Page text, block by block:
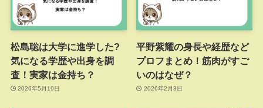
松島聡は大学に進学した?
気になる学歴や出身を調
査！実家は金持ち？
2026年5月19日
平野紫耀の身長や経歴など
プロフまとめ！筋肉がすご
いのはなぜ？
2026年2月3日